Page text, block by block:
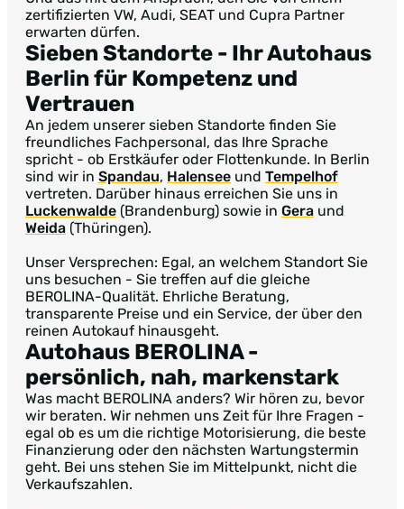
zertifizierten VW, Audi, SEAT und Cupra Partner
erwarten dürfen.
Sieben Standorte - Ihr Autohaus
Berlin für Kompetenz und
Vertrauen
An jedem unserer sieben Standorte finden Sie
freundliches Fachpersonal, das Ihre Sprache
spricht - ob Erstkäufer oder Flottenkunde. In Berlin
sind wir in Spandau, Halensee und Tempelhof
vertreten. Darüber hinaus erreichen Sie uns in
Luckenwalde (Brandenburg) sowie in Gera und
Weida (Thüringen).
Unser Versprechen: Egal, an welchem Standort Sie
uns besuchen - Sie treffen auf die gleiche
BEROLINA-Qualität. Ehrliche Beratung,
transparente Preise und ein Service, der über den
reinen Autokauf hinausgeht.
Autohaus BEROLINA -
persönlich, nah, markenstark
Was macht BEROLINA anders? Wir hören zu, bevor
wir beraten. Wir nehmen uns Zeit für Ihre Fragen -
egal ob es um die richtige Motorisierung, die beste
Finanzierung oder den nächsten Wartungstermin
geht. Bei uns stehen Sie im Mittelpunkt, nicht die
Verkaufszahlen.